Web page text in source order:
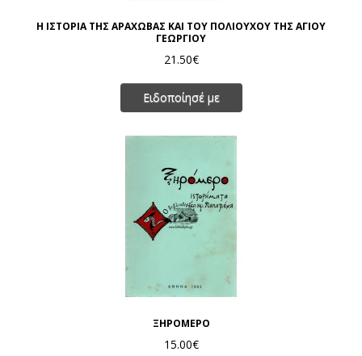
Η ΙΣΤΟΡΙΑ ΤΗΣ ΑΡΑΧΩΒΑΣ ΚΑΙ ΤΟΥ ΠΟΛΙΟΥΧΟΥ ΤΗΣ ΑΓΙΟΥ
ΓΕΩΡΓΙΟΥ
21.50€
Ειδοποίησέ με
ΞΗΡΟΜΕΡΟ
15.00€